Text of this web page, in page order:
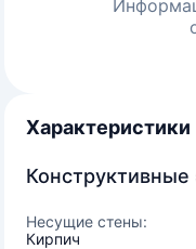
Характеристики
Несущие стены:
Кирпич